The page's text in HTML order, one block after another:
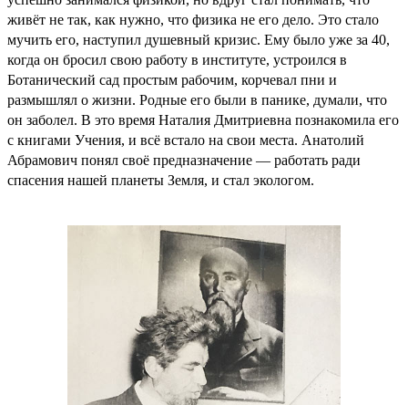
живёт не так, как нужно, что физика не его дело. Это стало
мучить его, наступил душевный кризис. Ему было уже за 40,
когда он бросил свою работу в институте, устроился в
Ботанический сад простым рабочим, корчевал пни и
размышлял о жизни. Родные его были в панике, думали, что
он заболел. В это время Наталия Дмитриевна познакомила его
с книгами Учения, и всё встало на свои места. Анатолий
Абрамович понял своё предназначение — работать ради
спасения нашей планеты Земля, и стал экологом.